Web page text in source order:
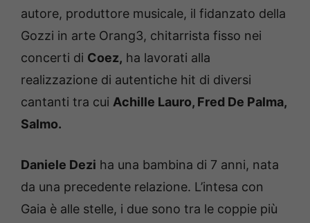
autore, produttore musicale, il fidanzato della
Gozzi in arte Orang3, chitarrista fisso nei
concerti di Coez, ha lavorati alla
realizzazione di autentiche hit di diversi
cantanti tra cui Achille Lauro, Fred De Palma,
Salmo.
Daniele Dezi ha una bambina di 7 anni, nata
da una precedente relazione. L’intesa con
Gaia è alle stelle, i due sono tra le coppie più